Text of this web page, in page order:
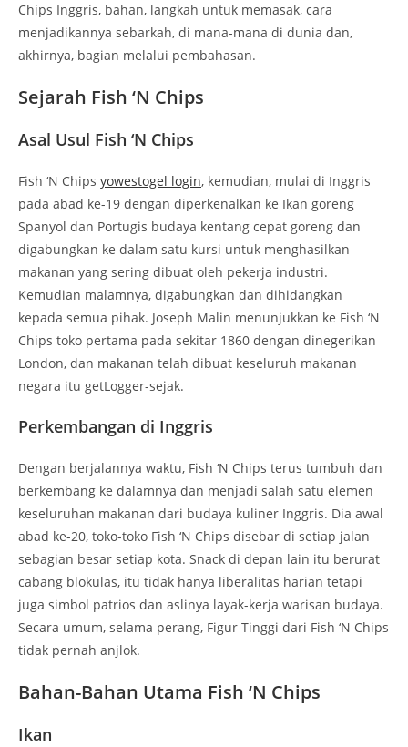
Chips Inggris, bahan, langkah untuk memasak, cara
menjadikannya sebarkah, di mana-mana di dunia dan,
akhirnya, bagian melalui pembahasan.
Sejarah Fish ‘N Chips
Asal Usul Fish ‘N Chips
Fish ‘N Chips yowestogel login, kemudian, mulai di Inggris
pada abad ke-19 dengan diperkenalkan ke Ikan goreng
Spanyol dan Portugis budaya kentang cepat goreng dan
digabungkan ke dalam satu kursi untuk menghasilkan
makanan yang sering dibuat oleh pekerja industri.
Kemudian malamnya, digabungkan dan dihidangkan
kepada semua pihak. Joseph Malin menunjukkan ke Fish ‘N
Chips toko pertama pada sekitar 1860 dengan dinegerikan
London, dan makanan telah dibuat keseluruh makanan
negara itu getLogger-sejak.
Perkembangan di Inggris
Dengan berjalannya waktu, Fish ‘N Chips terus tumbuh dan
berkembang ke dalamnya dan menjadi salah satu elemen
keseluruhan makanan dari budaya kuliner Inggris. Dia awal
abad ke-20, toko-toko Fish ‘N Chips disebar di setiap jalan
sebagian besar setiap kota. Snack di depan lain itu berurat
cabang blokulas, itu tidak hanya liberalitas harian tetapi
juga simbol patrios dan aslinya layak-kerja warisan budaya.
Secara umum, selama perang, Figur Tinggi dari Fish ‘N Chips
tidak pernah anjlok.
Bahan-Bahan Utama Fish ‘N Chips
Ikan